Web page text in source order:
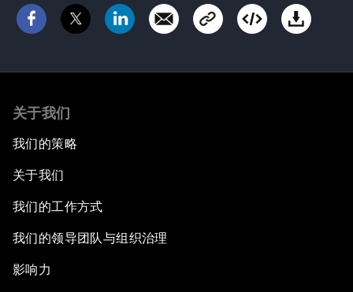
关于我们
我们的策略
关于我们
我们的工作方式
我们的领导团队与组织治理
影响力